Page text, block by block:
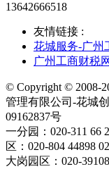
13642666518
友情链接 :
花城服务-广州
广州工商财税网
© Copyright © 2008-
管理有限公司-花城
09162837号
一分园：020-311 66
区：020-804 44898
大岗园区：020-